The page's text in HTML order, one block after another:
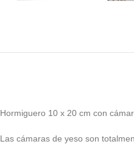
Hormiguero 10 x 20 cm con
Las cámaras de yeso son